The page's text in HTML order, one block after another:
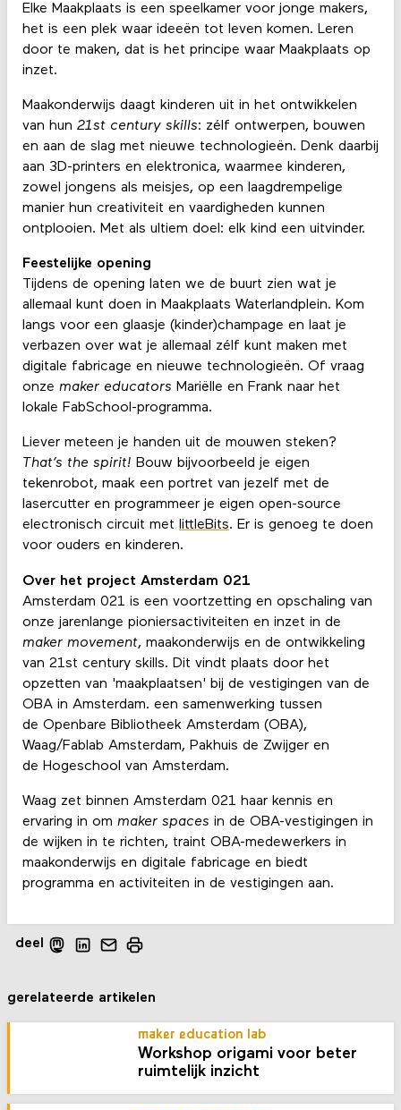
Elke Maakplaats is een speelkamer voor jonge makers,
het is een plek waar ideeën tot leven komen. Leren
door te maken, dat is het principe waar Maakplaats op
inzet.
Maakonderwijs daagt kinderen uit in het ontwikkelen
van hun 21st century skills: zélf ontwerpen, bouwen
en aan de slag met nieuwe technologieën. Denk daarbij
aan 3D-printers en elektronica, waarmee kinderen,
zowel jongens als meisjes, op een laagdrempelige
manier hun creativiteit en vaardigheden kunnen
ontplooien. Met als ultiem doel: elk kind een uitvinder.
Feestelijke opening
Tijdens de opening laten we de buurt zien wat je
allemaal kunt doen in Maakplaats Waterlandplein. Kom
langs voor een glaasje (kinder)champage en laat je
verbazen over wat je allemaal zélf kunt maken met
digitale fabricage en nieuwe technologieën. Of vraag
onze maker educators Mariëlle en Frank naar het
lokale FabSchool-programma.
Liever meteen je handen uit de mouwen steken?
That’s the spirit! Bouw bijvoorbeeld je eigen
tekenrobot, maak een portret van jezelf met de
lasercutter en programmeer je eigen open-source
electronisch circuit met littleBits. Er is genoeg te doen
voor ouders en kinderen.
Over het project Amsterdam 021
Amsterdam 021 is een voortzetting en opschaling van
onze jarenlange pioniersactiviteiten en inzet in de
maker movement, maakonderwijs en de ontwikkeling
van 21st century skills. Dit vindt plaats door het
opzetten van 'maakplaatsen' bij de vestigingen van de
OBA in Amsterdam. een samenwerking tussen
de Openbare Bibliotheek Amsterdam (OBA),
Waag/Fablab Amsterdam, Pakhuis de Zwijger en
de Hogeschool van Amsterdam.
Waag zet binnen Amsterdam 021 haar kennis en
ervaring in om maker spaces in de OBA-vestigingen in
de wijken in te richten, traint OBA-medewerkers in
maakonderwijs en digitale fabricage en biedt
programma en activiteiten in de vestigingen aan.
deel
gerelateerde artikelen
maker education lab
Workshop origami voor beter
ruimtelijk inzicht